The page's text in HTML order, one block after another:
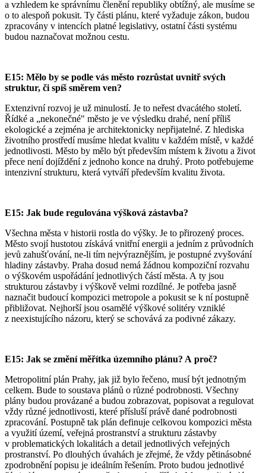
a vzhledem ke správnímu členění republiky obtížný, ale musíme se
o to alespoň pokusit. Ty části plánu, které vyžaduje zákon, budou
zpracovány v intencích platné legislativy, ostatní části systému
budou naznačovat možnou cestu.
E15: Mělo by se podle vás město rozrůstat uvnitř svých
struktur, či spíš směrem ven?
Extenzivní rozvoj je už minulostí. Je to neřest dvacátého století.
Řídké a „nekonečné" město je ve výsledku drahé, není příliš
ekologické a zejména je architektonicky nepřijatelné. Z hlediska
životního prostředí musíme hledat kvalitu v každém místě, v každé
jednotlivosti. Město by mělo být především místem k životu a život
přece není dojíždění z jednoho konce na druhý. Proto potřebujeme
intenzivní strukturu, která vytváří především kvalitu života.
E15: Jak bude regulována výšková zástavba?
Všechna města v historii rostla do výšky. Je to přirozený proces.
Město svojí hustotou získává vnitřní energii a jedním z průvodních
jevů zahušťování, ne-li tím nejvýraznějším, je postupné zvyšování
hladiny zástavby. Praha dosud nemá žádnou kompoziční rozvahu
o výškovém uspořádání jednotlivých částí města. A ty jsou
strukturou zástavby i výškově velmi rozdílné. Je potřeba jasně
naznačit budoucí kompozici metropole a pokusit se k ní postupně
přibližovat. Nejhorší jsou osamělé výškové solitéry vzniklé
z neexistujícího názoru, který se schovává za podivné zákazy.
E15: Jak se změní měřítka územního plánu? A proč?
Metropolitní plán Prahy, jak již bylo řečeno, musí být jednotným
celkem. Bude to soustava plánů o různé podrobnosti. Všechny
plány budou provázané a budou zobrazovat, popisovat a regulovat
vždy různé jednotlivosti, které přísluší právě dané podrobnosti
zpracování. Postupně tak plán definuje celkovou kompozici města
a využití území, veřejná prostranství a strukturu zástavby
v problematických lokalitách a detail jednotlivých veřejných
prostranství. Po dlouhých úvahách je zřejmé, že vždy pětinásobné
zpodrobnění popisu je ideálním řešením. Proto budou jednotlivé